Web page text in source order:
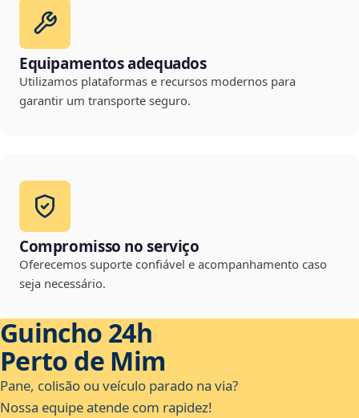
Equipamentos adequados
Utilizamos plataformas e recursos modernos para
garantir um transporte seguro.
Compromisso no serviço
Oferecemos suporte confiável e acompanhamento caso
seja necessário.
Guincho 24h
Perto de Mim
Pane, colisão ou veículo parado na via?
Nossa equipe atende com rapidez!